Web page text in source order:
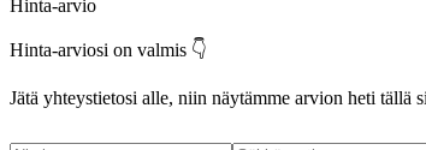
Hinta-arvio
Hinta-arviosi on valmis 👇
Jätä yhteystietosi alle, niin näytämme arvion heti tällä